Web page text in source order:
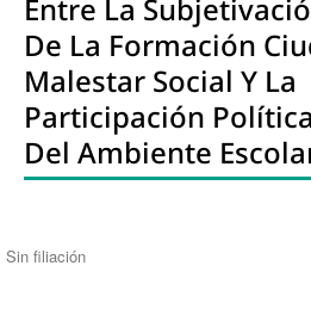
Entre La
De La Formación
Malestar Social Y La
Participación
Del Ambiente
Authors
Sin filiación